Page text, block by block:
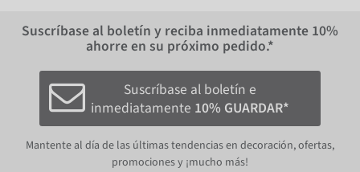
Suscríbase al boletín y reciba inmediatamente 10%
ahorre en su próximo pedido.*
Suscríbase al boletín e
inmediatamente 10% GUARDAR*
Mantente al día de las últimas tendencias en decoración, ofertas,
promociones y ¡mucho más!